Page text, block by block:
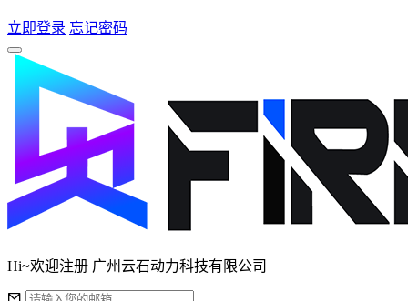
立即登录 忘记密码
Hi~欢迎注册 广州云石动力科技有限公司